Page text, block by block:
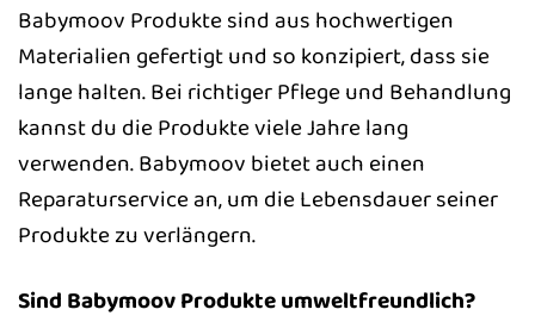
Babymoov Produkte sind aus hochwertigen
Materialien gefertigt und so konzipiert, dass sie
lange halten. Bei richtiger Pflege und Behandlung
kannst du die Produkte viele Jahre lang
verwenden. Babymoov bietet auch einen
Reparaturservice an, um die Lebensdauer seiner
Produkte zu verlängern.
Sind Babymoov Produkte umweltfreundlich?